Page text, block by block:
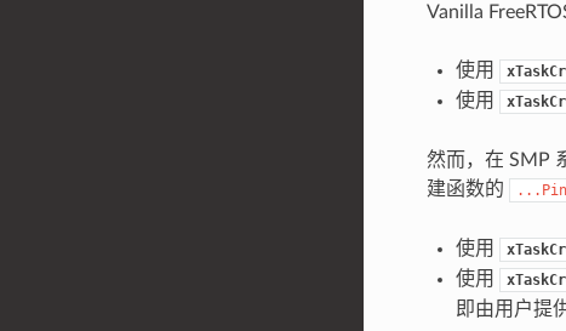
Vanilla
使用
使用
然而，在 SMP
建函数的
使用
使用
即由用户提